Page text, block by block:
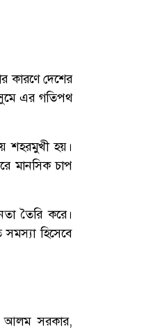
কারণে দেশের
এর গতিপথ
শহরমুখী হয়।
মানসিক চাপ
তৈরি করে।
হিসেবে
আলম সরকার,